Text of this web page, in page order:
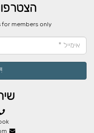
הצטרפו
members only
!SIGN ME UP